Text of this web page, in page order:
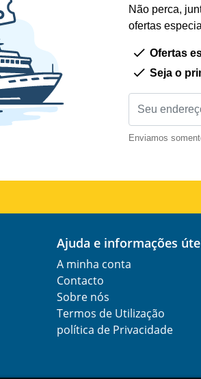
Não perca,
ofertas
Ofertas
Seja o
Enviamos
Ajuda e informações
A minha conta
Contacto
Sobre nós
Termos de Utilização
política de Privacidade